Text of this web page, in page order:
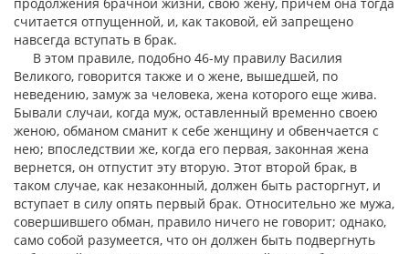
считается отпущенной, и, как таковой, ей запрещено
навсегда вступать в брак.
В этом правиле, подобно 46-му правилу Василия
Великого, говорится также и о жене, вышедшей, по
неведению, замуж за человека, жена которого еще жива.
Бывали случаи, когда муж, оставленный временно своею
женою, обманом сманит к себе женщину и обвенчается с
нею; впоследствии же, когда его первая, законная жена
вернется, он отпустит эту вторую. Этот второй брак, в
таком случае, как незаконный, должен быть расторгнут, и
вступает в силу опять первый брак. Относительно же мужа,
совершившего обман, правило ничего не говорит; однако,
само собой разумеется, что он должен быть подвергнуть